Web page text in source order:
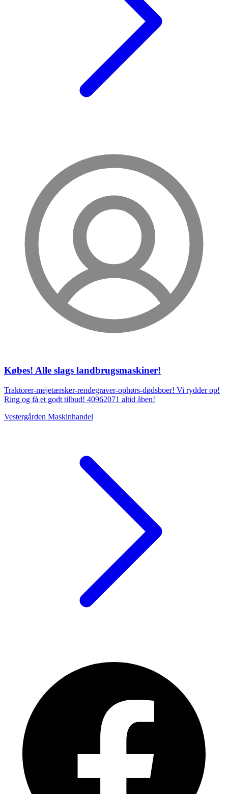
Købes! Alle slags landbrugsmaskiner!
Traktorer-mejetærsker-rendegraver-ophørs-dødsboer! Vi rydder op!
Ring og få et godt tilbud! 40962071 altid åben!
Vestergården Maskinhandel